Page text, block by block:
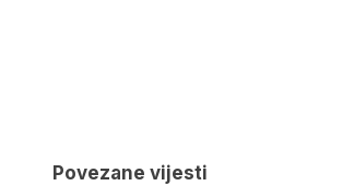
Povezane vijesti